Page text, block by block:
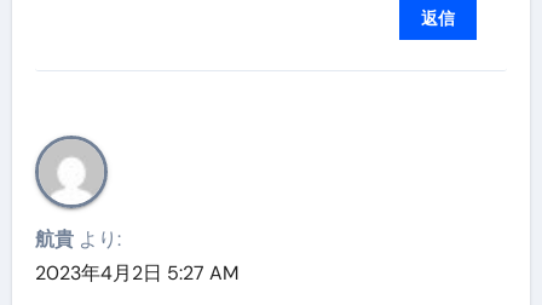
返信
航貴 より:
2023年4月2日 5:27 AM